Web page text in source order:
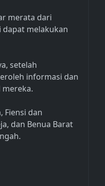
merata dari
melakukan
setelah
informasi dan
Fiensi dan
dan Benua Barat